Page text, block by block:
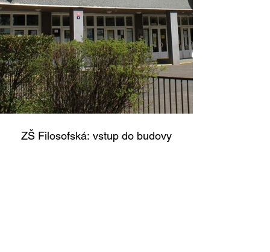
ZŠ Filosofská: vstup do budovy